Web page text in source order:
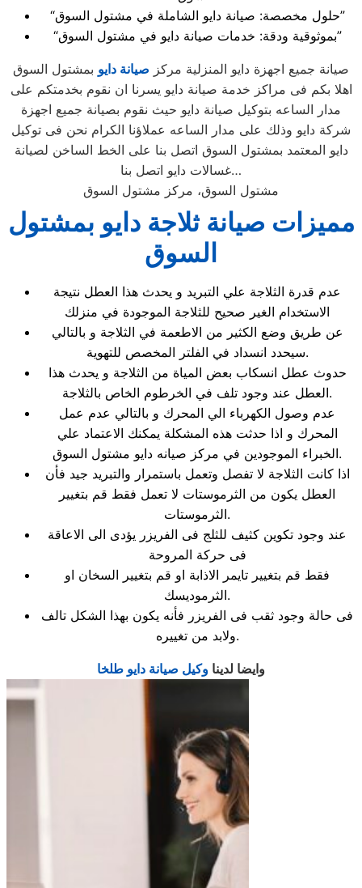
“حلول مخصصة: صيانة دايو الشاملة في مشتول السوق”
“بموثوقية ودقة: خدمات صيانة دايو في مشتول السوق”
صيانة جميع اجهزة دايو المنزلية مركز صيانة دايو بمشتول السوق
اهلا بكم فى مراكز خدمة صيانة دايو يسرنا ان نقوم بخدمتكم على
مدار الساعه بتوكيل صيانة دايو حيث نقوم بصيانة جميع اجهزة
شركة دايو وذلك على مدار الساعه عملاؤنا الكرام نحن فى توكيل
دايو المعتمد بمشتول السوق اتصل بنا على الخط الساخن لصيانة
غسالات دايو اتصل بنا…
مشتول السوق، مركز مشتول السوق
مميزات صيانة ثلاجة دايو بمشتول
السوق
عدم قدرة الثلاجة علي التبريد و يحدث هذا العطل نتيجة
الاستخدام الغير صحيح للثلاجة الموجودة في منزلك
عن طريق وضع الكثير من الاطعمة في الثلاجة و بالتالي
سيحدد انسداد في الفلتر المخصص للتهوية.
حدوث عطل انسكاب بعض المياة من الثلاجة و يحدث هذا
العطل عند وجود تلف في الخرطوم الخاص بالثلاجة.
عدم وصول الكهرباء الي المحرك و بالتالي عدم عمل
المحرك و اذا حدثت هذه المشكلة يمكنك الاعتماد علي
الخبراء الموجودين في مركز صيانه دايو مشتول السوق.
اذا كانت الثلاجة لا تفصل وتعمل باستمرار والتبريد جيد فأن
العطل يكون من الثرموستات لا تعمل فقط قم بتغيير
الثرموستات.
عند وجود تكوين كثيف للثلج فى الفريزر يؤدى الى الاعاقة
فى حركة المروحة
فقط قم بتغيير تايمر الاذابة او قم بتغيير السخان او
الثرموديسك.
فى حالة وجود ثقب فى الفريزر فأنه يكون بهذا الشكل تالف
ولابد من تغييره.
وايضا لدينا وكيل صيانة دايو طلخا